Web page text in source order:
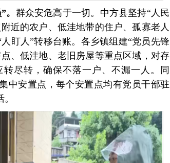
群众安危高于一切。中方县坚持“人民
近的农户、低洼地带的住户、孤寡老人
盯人”转移台账。各乡镇组建“党员先锋
、低洼地、老旧房屋等重点区域，对存
尽转，确保不落一户、不漏一人。同
中安置点，每个安置点均有党员干部驻